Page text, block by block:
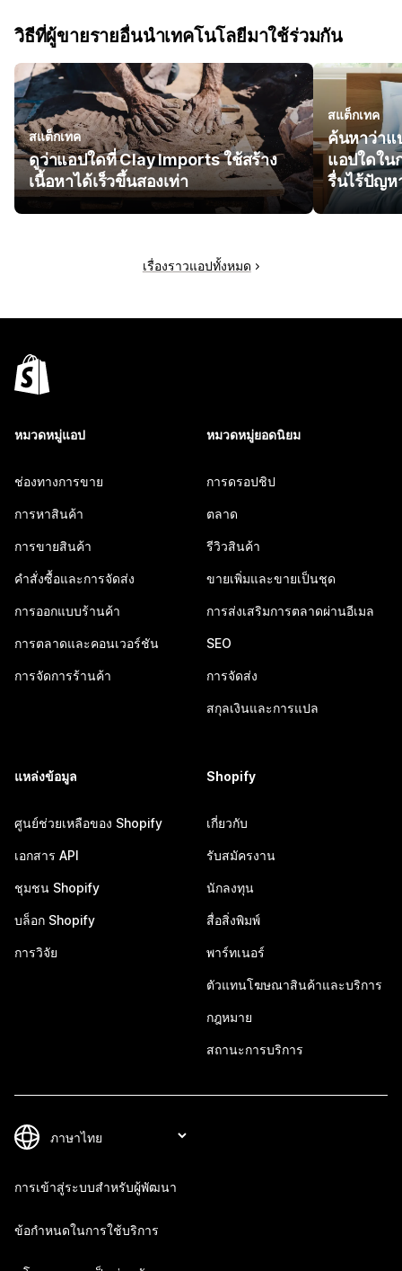
วิธีที่ผู้ขายรายอื่นนำเทคโนโลยีมาใช้ร่วมกัน
สแต็กเทค
ดูว่าแอปใดที่ Clay Imports ใช้สร้าง
เนื้อหาได้เร็วขึ้นสองเท่า
สแต็กเทค
ค้นหาว่าแ
แอปใดใน
รื่นไร้ปัญห
เรื่องราวแอปทั้งหมด
หมวดหมู่แอป
ช่องทางการขาย
การหาสินค้า
การขายสินค้า
คำสั่งซื้อและการจัดส่ง
การออกแบบร้านค้า
การตลาดและคอนเวอร์ชัน
การจัดการร้านค้า
หมวดหมู่ยอดนิยม
การดรอปชิป
ตลาด
รีวิวสินค้า
ขายเพิ่มและขายเป็นชุด
การส่งเสริมการตลาดผ่านอีเมล
SEO
การจัดส่ง
สกุลเงินและการแปล
แหล่งข้อมูล
ศูนย์ช่วยเหลือของ Shopify
เอกสาร API
ชุมชน Shopify
บล็อก Shopify
การวิจัย
Shopify
เกี่ยวกับ
รับสมัครงาน
นักลงทุน
สื่อสิ่งพิมพ์
พาร์ทเนอร์
ตัวแทนโฆษณาสินค้าและบริการ
กฎหมาย
สถานะการบริการ
การเข้าสู่ระบบสำหรับผู้พัฒนา
ข้อกำหนดในการใช้บริการ